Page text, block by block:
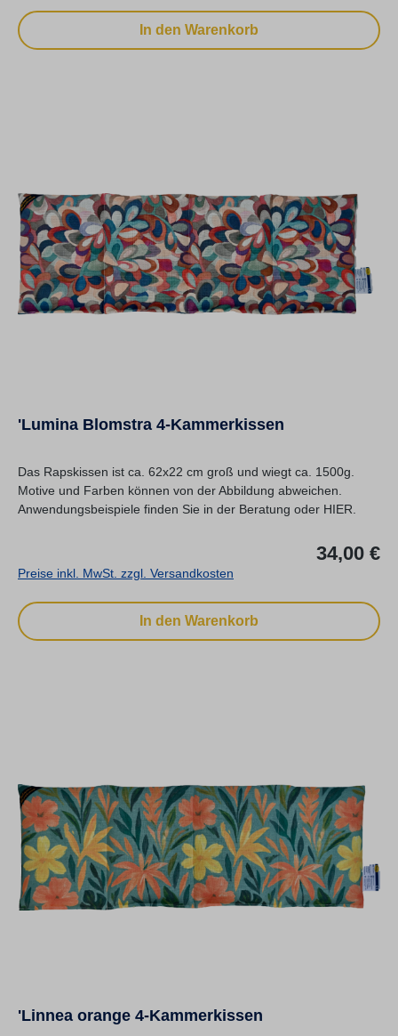
In den Warenkorb
'Lumina Blomstra 4-Kammerkissen
Das Rapskissen ist ca. 62x22 cm groß und wiegt ca. 1500g.
Motive und Farben können von der Abbildung abweichen.
Anwendungsbeispiele finden Sie in der Beratung oder HIER.
34,00 €
Preise inkl. MwSt. zzgl. Versandkosten
In den Warenkorb
'Linnea orange 4-Kammerkissen